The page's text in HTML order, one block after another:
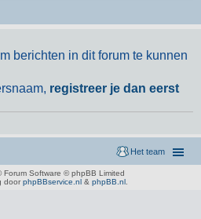
berichten in dit forum te kunnen
registreer je dan eerst
Het team
Forum Software © phpBB Limited
door phpBBservice.nl & phpBB.nl